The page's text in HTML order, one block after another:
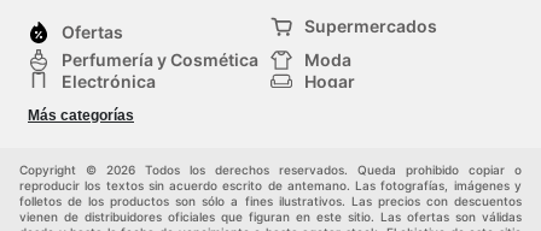
Ofertas
Supermercados
Perfumería y Cosmética
Moda
Electrónica
Hogar
Deporte
Juguetes y bebés
Más categorías
Copyright © 2026 Todos los derechos reservados. Queda prohibido copiar o
reproducir los textos sin acuerdo escrito de antemano. Las fotografías, imágenes y
folletos de los productos son sólo a fines ilustrativos. Las precios con descuentos
vienen de distribuidores oficiales que figuran en este sitio. Las ofertas son válidas